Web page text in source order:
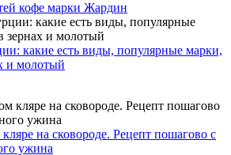
кофе марки Жардин
какие есть виды, популярные марки,
и молотый
на сковороде. Рецепт пошагово с
ужина